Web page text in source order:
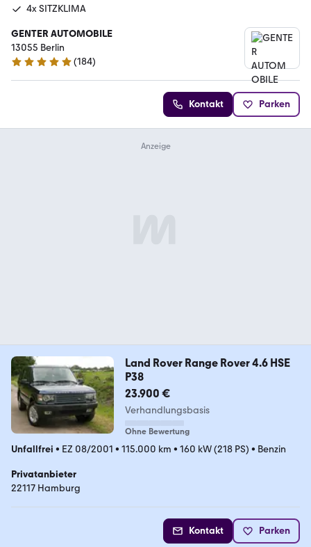
4x SITZKLIMA
GENTER AUTOMOBILE
13055 Berlin
4.9 Sterne
(184)
Kontakt Parken
Land Rover Range Rover 4.6 HSE
P38
23.900 €
Verhandlungsbasis
Ohne Bewertung
Unfallfrei • EZ 08/2001 • 115.000 km • 160 kW (218 PS) • Benzin
Privatanbieter
22117 Hamburg
Kontakt Parken